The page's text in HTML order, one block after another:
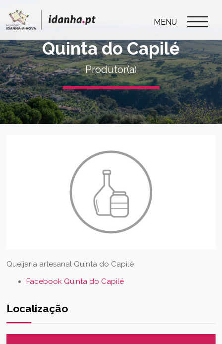
MENU
Quinta do Capilé
Produtor(a)
Queijaria artesanal Quinta do Capilé
Facebook Quinta do Capilé
Localização